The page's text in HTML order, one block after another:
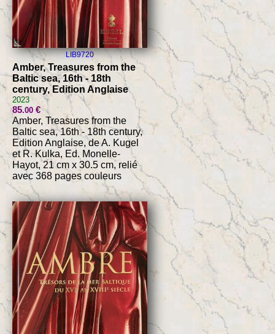
LIB9720
Amber, Treasures from the
Baltic sea, 16th - 18th
century, Edition Anglaise
2023
85.00€
Amber, Treasures from the
Baltic sea, 16th - 18th century,
Edition Anglaise, de A. Kugel
et R. Kulka, Ed. Monelle-
Hayot, 21 cm x 30.5 cm, relié
avec 368 pages couleurs